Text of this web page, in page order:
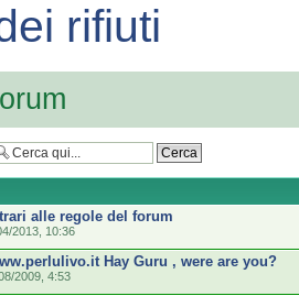
rifiuti
alle regole del forum
2013, 10:36
Hay Guru , were are you?
2009, 4:53